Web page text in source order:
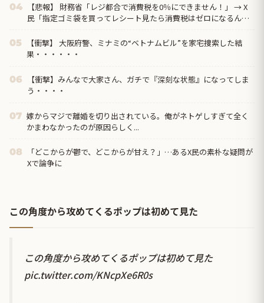
04
【悲報】 財務省「レジ都合で消費税を0％にできません！」 → X
民「指定ゴミ袋を買ってレシート見たら消費税はゼロになるんだ
05
【衝撃】 大阪府警、ミナミの“ベトナムビル”を家宅捜索した結
果・・・・・・
06
【衝撃】みんなで大家さん、ガチで『深刻な状態』になってしま
う・・・・
07 嫁からマジで離婚を切り出されている。俺がネトゲしすぎて全く
かまわなかったのが原因らしく...
08
「どこからが鬱で、どこからが甘え？」…あるX民の素朴な疑問が
Xで論争に
この角度から攻めてくるポップは初めて見た
この角度から攻めてくるポップは初めて見た
pic.twitter.com/KNcpXe6R0s